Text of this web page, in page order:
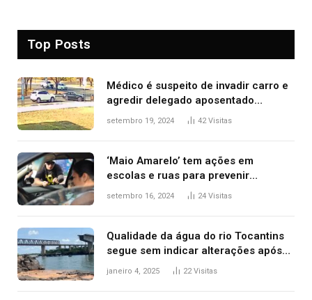
Top Posts
Médico é suspeito de invadir carro e
agredir delegado aposentado
durante confusão no trânsito
setembro 19, 2024 42Visitas
‘Maio Amarelo’ tem ações em
escolas e ruas para prevenir
acidentes no trânsito no AP
setembro 16, 2024 24 Visitas
Qualidade da água do rio Tocantins
segue sem indicar alterações após
desabamento da ponte entre MA e
janeiro 4, 2025 22Visitas